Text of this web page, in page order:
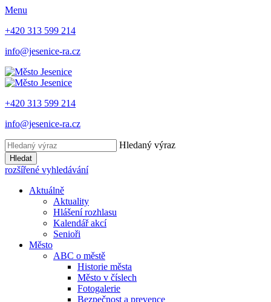
Menu
+420 313 599 214
info@jesenice-ra.cz
+420 313 599 214
info@jesenice-ra.cz
Hledaný výraz
Hledat
rozšířené vyhledávání
Aktuálně
Aktuality
Hlášení rozhlasu
Kalendář akcí
Senioři
Město
ABC o městě
Historie města
Město v číslech
Fotogalerie
Bezpečnost a prevence